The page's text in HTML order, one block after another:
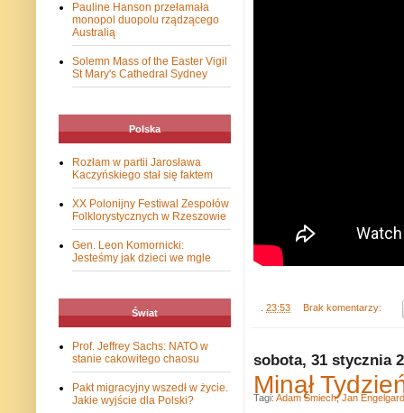
. 23:53 Brak komentarzy:
sobota, 31 stycznia
Minął
Tagi: Adam Śmiech,Jan Engelgard
Pauline Hanson przełamała
monopol duopolu rządzącego
Australią
Solemn Mass of the Easter Vigil
St Mary's Cathedral Sydney
Polska
Rozłam w partii Jarosława
Kaczyńskiego stał się faktem
XX Polonijny Festiwal Zespołów
Folklorystycznych w Rzeszowie
Gen. Leon Komornicki:
Jesteśmy jak dzieci we mgle
Świat
Prof. Jeffrey Sachs: NATO w
stanie cakowitego chaosu
Pakt migracyjny wszedł w życie.
Jakie wyjście dla Polski?